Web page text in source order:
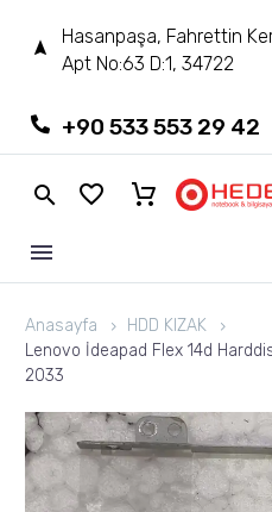
Hasanpaşa, Fahrettin
Apt No:63 D:1, 34722
+90 533 553 29 42
Anasayfa
HDD KIZAK
Lenovo İdeapad Flex 14d
2033